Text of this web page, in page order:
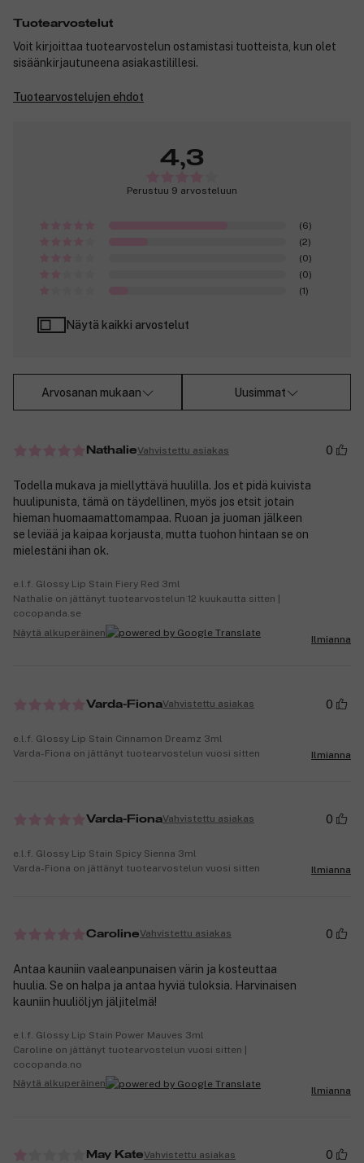
Tuotearvostelut
Voit kirjoittaa tuotearvostelun ostamistasi tuotteista, kun olet
sisäänkirjautuneena asiakastilillesi.
Tuotearvostelujen ehdot
4,3
Perustuu 9 arvosteluun
(6)
(2)
(0)
(0)
(1)
Näytä kaikki arvostelut
Arvosanan mukaan Uusimmat
NathalieVahvistettu asiakas 0
Todella mukava ja miellyttävä huulilla. Jos et pidä kuivista
huulipunista, tämä on täydellinen, myös jos etsit jotain
hieman huomaamattomampaa. Ruoan ja juoman jälkeen
se leviää ja kaipaa korjausta, mutta tuohon hintaan se on
mielestäni ihan ok.
e.l.f. Glossy Lip Stain Fiery Red 3ml
Nathalie on jättänyt tuotearvostelun 12 kuukautta sitten |
cocopanda.se
Näytä alkuperäinen
Ilmianna
Varda-FionaVahvistettu asiakas 0
e.l.f. Glossy Lip Stain Cinnamon Dreamz 3ml
Varda-Fiona on jättänyt tuotearvostelun vuosi sitten
Ilmianna
Varda-FionaVahvistettu asiakas 0
e.l.f. Glossy Lip Stain Spicy Sienna 3ml
Varda-Fiona on jättänyt tuotearvostelun vuosi sitten
Ilmianna
CarolineVahvistettu asiakas 0
Antaa kauniin vaaleanpunaisen värin ja kosteuttaa
huulia. Se on halpa ja antaa hyviä tuloksia. Harvinaisen
kauniin huuliöljyn jäljitelmä!
e.l.f. Glossy Lip Stain Power Mauves 3ml
Caroline on jättänyt tuotearvostelun vuosi sitten |
cocopanda.no
Näytä alkuperäinen
Ilmianna
May KateVahvistettu asiakas 0